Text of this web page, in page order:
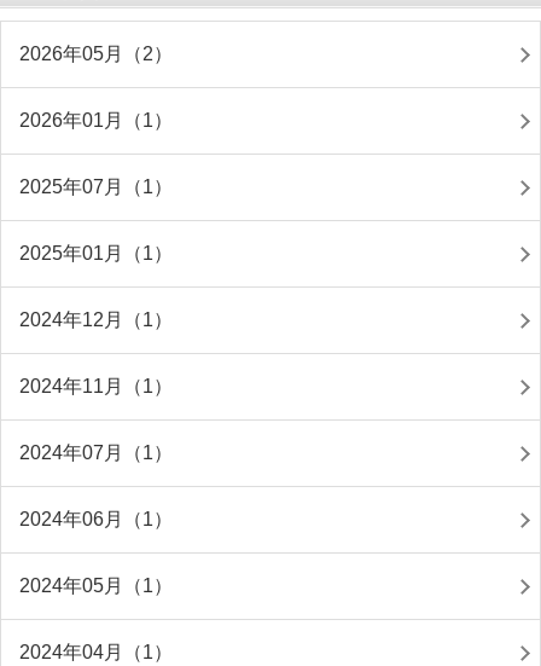
2026年05月（2）
2026年01月（1）
2025年07月（1）
2025年01月（1）
2024年12月（1）
2024年11月（1）
2024年07月（1）
2024年06月（1）
2024年05月（1）
2024年04月（1）